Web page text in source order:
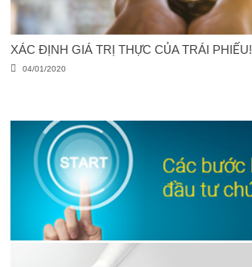
XÁC ĐỊNH GIÁ TRỊ THỰC CỦA TRÁI PHIẾU!
04/01/2020